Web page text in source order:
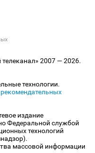
2007 — 2026.
технологии.
издание
Федеральной службой
технологий
массовой информации